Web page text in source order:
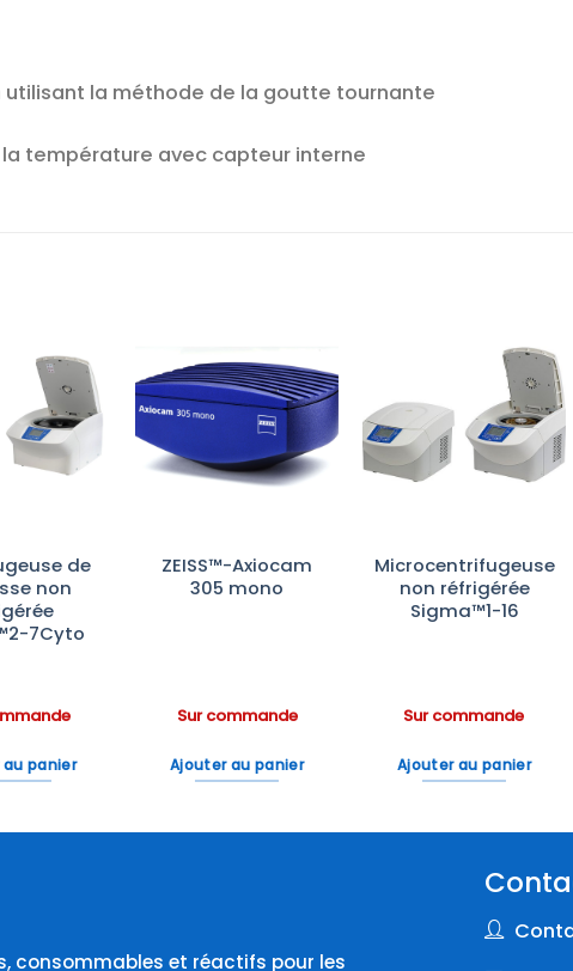
la méthode de la goutte tournante
température avec capteur interne
Ajouter
à la liste
d’envies
de
non
7Cyto
panier
Ajouter
à la liste
d’envies
ZEISS™-Axiocam
305 mono
Sur commande
Ajouter au panier
Ajouter
à la liste
d’envies
Microcentrifugeuse
non réfrigérée
Sigma™1-16
Sur commande
Ajouter au panier
consommables et réactifs pour les